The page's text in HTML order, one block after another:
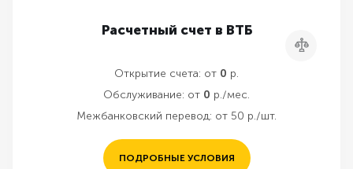
Расчетный счет в ВТБ
Сравнить
Открытие счета: от 0 р.
Обслуживание: от 0 р./мес.
Межбанковский перевод: от 50 р./шт.
ПОДРОБНЫЕ УСЛОВИЯ